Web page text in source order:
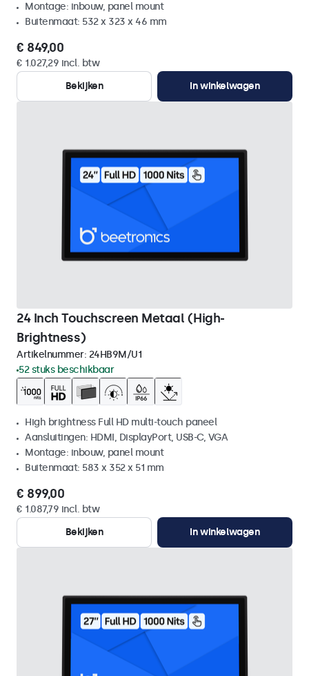
Montage: inbouw, panel mount
Buitenmaat: 532 x 323 x 46 mm
€ 849,00
€ 1.027,29 incl. btw
Bekijken
In winkelwagen
24 Inch Touchscreen Metaal (High-
Brightness)
Artikelnummer: 24HB9M/U1
52 stuks beschikbaar
High brightness Full HD multi-touch paneel
Aansluitingen: HDMI, DisplayPort, USB-C, VGA
Montage: inbouw, panel mount
Buitenmaat: 583 x 352 x 51 mm
€ 899,00
€ 1.087,79 incl. btw
Bekijken
In winkelwagen